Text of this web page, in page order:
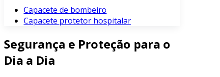
Capacete de bombeiro
Capacete protetor hospitalar
Segurança e Proteção para o
Dia a Dia